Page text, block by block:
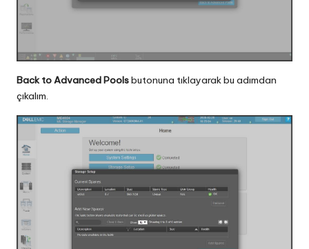
Back to Advanced Poolsbutonuna tıklayarak bu adımdan
çıkalım.